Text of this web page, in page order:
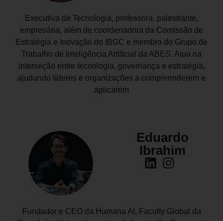
Executiva de Tecnologia, professora, palestrante,
empresária, além de coordenadora da Comissão de
Estratégia e Inovação do IBGC e membro do Grupo de
Trabalho de Inteligência Artificial da ABES. Atua na
interseção entre tecnologia, governança e estratégia,
ajudando líderes e organizações a compreenderem e
aplicarem
Eduardo
Ibrahim
Fundador e CEO da Humana AI, Faculty Global da